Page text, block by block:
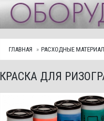
ГЛАВНАЯ РАСХОДНЫЕ
КРАСКА ДЛЯ